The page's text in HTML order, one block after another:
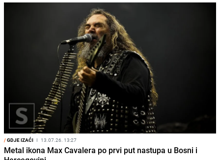
/GDJE IZAĆI I 13.07.26. 13:27
Metal ikona Max Cavalera po prvi put nastupa u Bosni i